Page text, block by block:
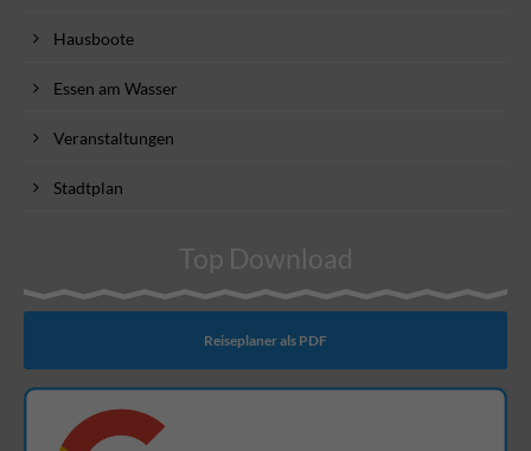
Hausboote
Essen am Wasser
Veranstaltungen
Stadtplan
Top Download
Reiseplaner als PDF